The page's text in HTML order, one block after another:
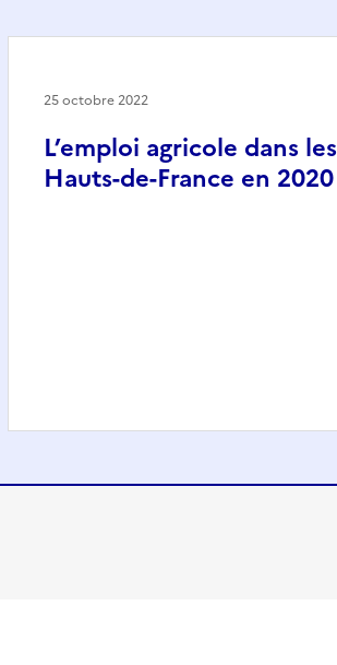
L’emploi agricole dans les
Hauts-de-France en 2020
25 octobre 2022